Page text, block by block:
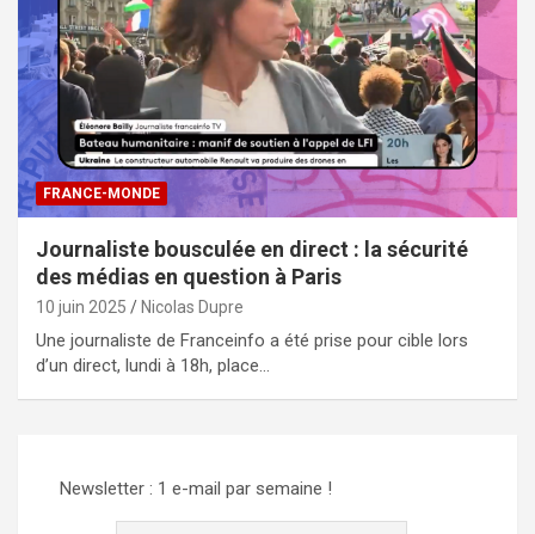
FRANCE-MONDE
Journaliste bousculée en direct : la sécurité
des médias en question à Paris
10 juin 2025 Nicolas Dupre
Une journaliste de Franceinfo a été prise pour cible lors
d’un direct, lundi à 18h, place…
Newsletter : 1 e-mail par semaine !